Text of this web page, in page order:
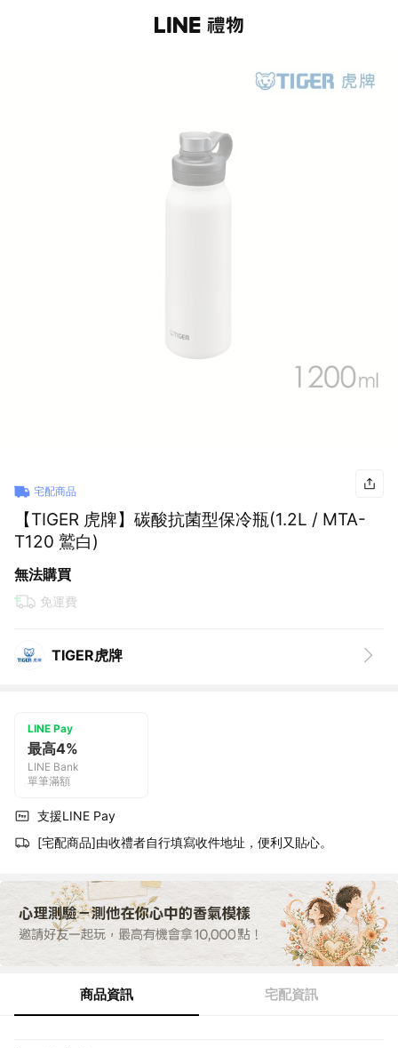
宅配商品
【TIGER 虎牌】碳酸抗菌型保冷瓶(1.2L / MTA-
T120 鷲白)
無法購買
免運費
TIGER虎牌
LINE Pay
最高4%
LINE Bank
單筆滿額
支援LINE Pay
[宅配商品]由收禮者自行填寫收件地址，便利又貼心。
商品資訊 宅配資訊